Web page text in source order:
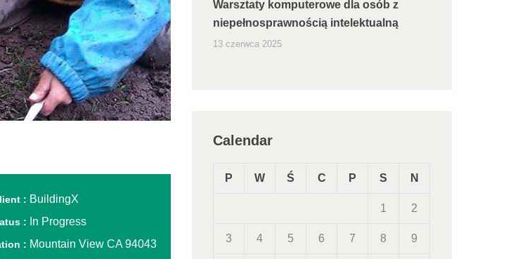
: BuildingX
: In Progress
: Mountain View CA 94043
Warsztaty komputerowe dla osób z
niepełnosprawnością intelektualną
13 czerwca 2025
Calendar
P W Ś C P S N
1 2
3 4 5 6 7 8 9